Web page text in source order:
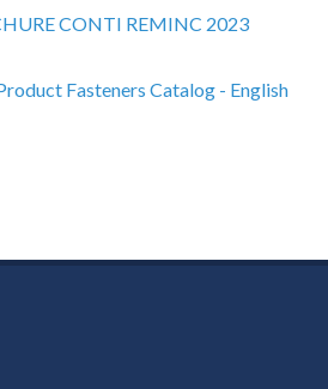
CONTI REMINC 2023
Fasteners Catalog - English